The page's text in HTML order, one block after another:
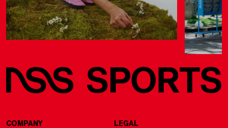
COMPANY LEGAL